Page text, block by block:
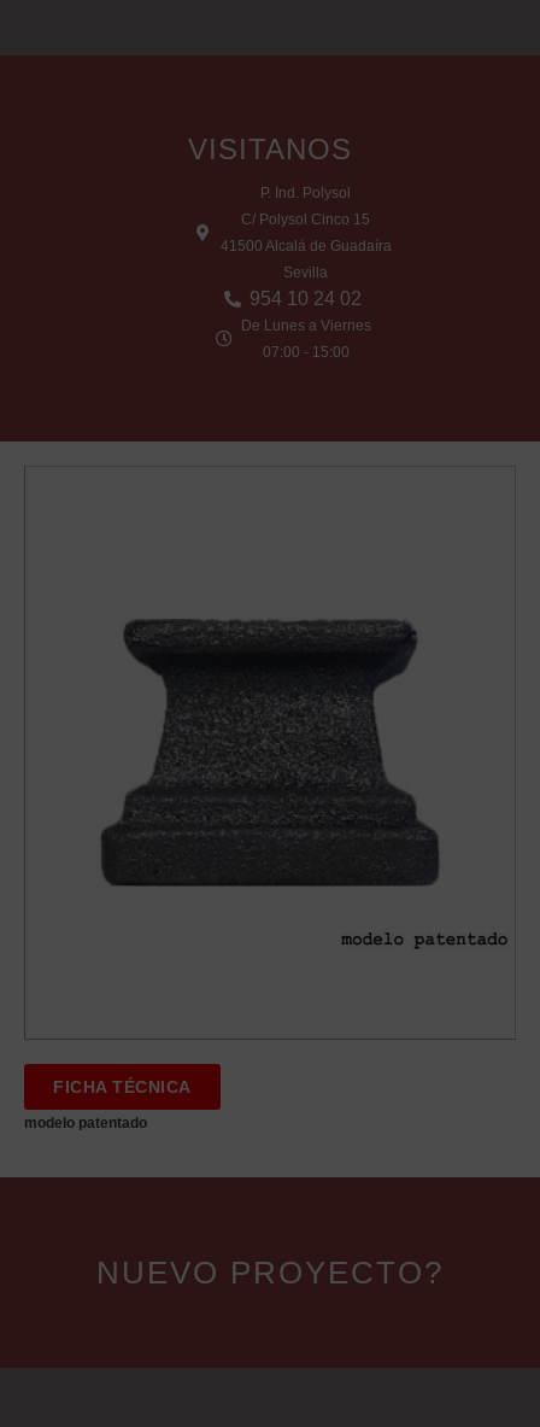
VISITANOS
P. Ind. Polysol
C/ Polysol Cinco 15
41500 Alcalá de Guadaíra
Sevilla
954 10 24 02
De Lunes a Viernes
07:00 - 15:00
FICHA TÉCNICA
modelo patentado
NUEVO PROYECTO?